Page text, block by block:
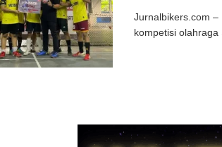
Jurnalbikers.com –
kompetisi olahraga